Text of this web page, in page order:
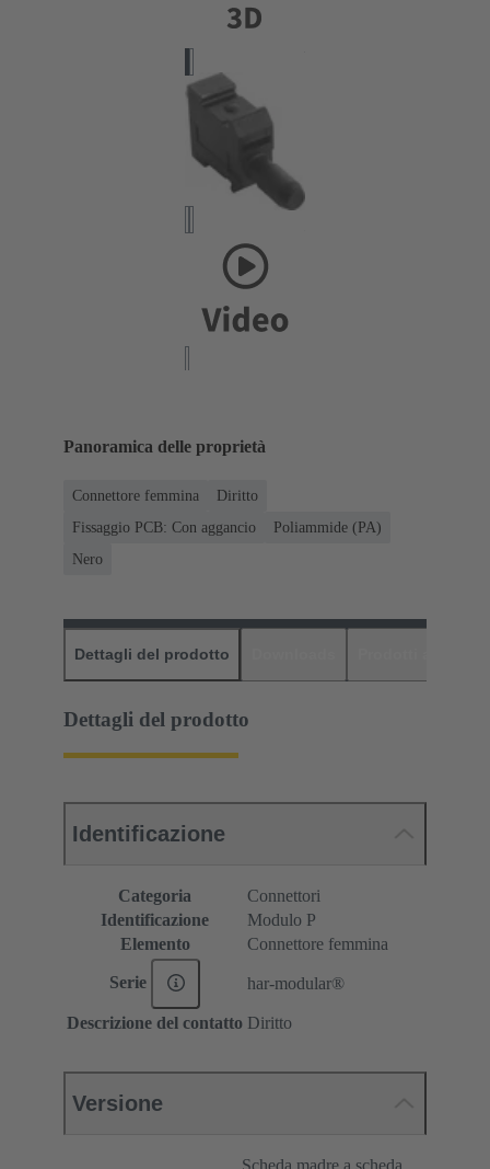
Panoramica delle proprietà
Connettore femmina
Diritto
Fissaggio PCB: Con aggancio
Poliammide (PA)
Nero
Dettagli del prodotto
Dettagli del prodotto
Identificazione
Categoria
Connettori
Identificazione
Modulo P
Elemento
Connettore femmina
Serie har-modular®
Descrizione del contatto Diritto
Versione